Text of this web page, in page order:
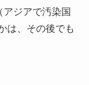
ジアで汚染国
は、その後でも